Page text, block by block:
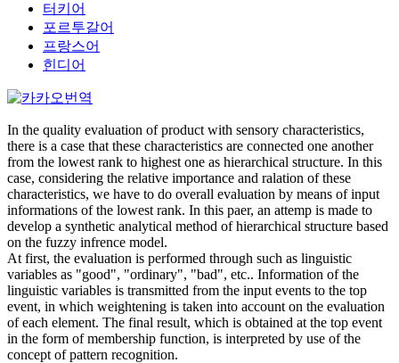
터키어
포르투갈어
프랑스어
힌디어
In the quality evaluation of product with sensory characteristics,
there is a case that these characteristics are connected one another
from the lowest rank to highest one as hierarchical structure. In this
case, considering the relative importance and ralation of these
characteristics, we have to do overall evaluation by means of input
informations of the lowest rank. In this paer, an attemp is made to
develop a synthetic analytical method of hierarchical structure based
on the fuzzy infrence model.
At first, the evaluation is performed through such as linguistic
variables as "good", "ordinary", "bad", etc.. Information of the
linguistic variables is transmitted from the input events to the top
event, in which weightening is taken into account on the evaluation
of each element. The final result, which is obtained at the top event
in the form of membership function, is interpreted by use of the
concept of pattern recognition.